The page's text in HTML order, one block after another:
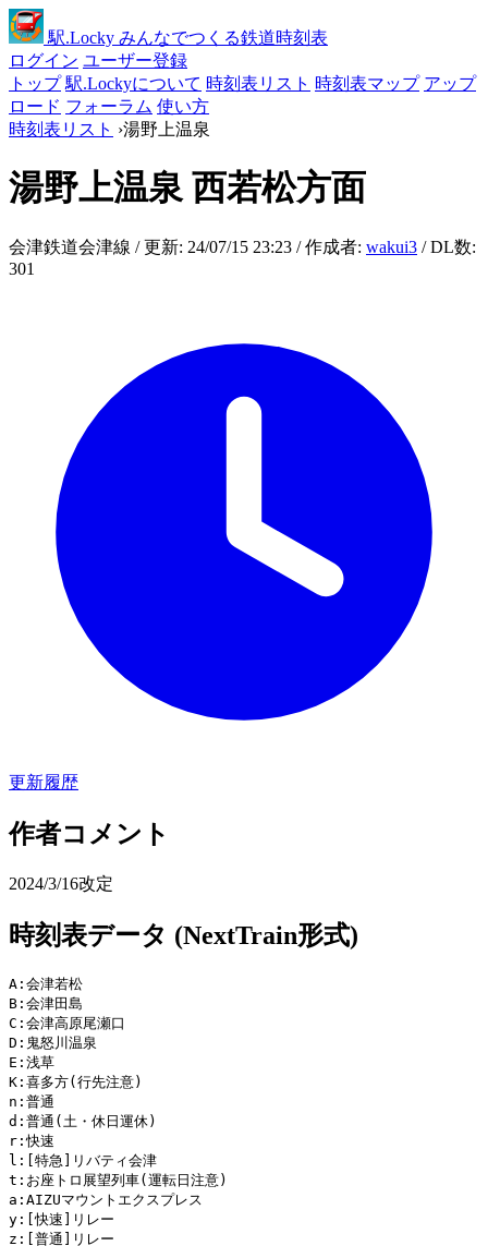
駅.Locky みんなでつくる鉄道時刻表
ログイン ユーザー登録
トップ 駅.Lockyについて 時刻表リスト 時刻表マップ アップ
ロード フォーラム 使い方
時刻表リスト ›湯野上温泉
湯野上温泉西若松方面
会津鉄道会津線 / 更新: 24/07/15 23:23 / 作成者: wakui3 / DL数:
301
更新履歴
作者コメント
2024/3/16改定
時刻表データ (NextTrain形式)
A:会津若松
B:会津田島
C:会津高原尾瀬口
D:鬼怒川温泉
E:浅草
K:喜多方(行先注意)
n:普通
d:普通(土・休日運休)
r:快速
l:[特急]リバティ会津
t:お座トロ展望列車(運転日注意)
a:AIZUマウントエクスプレス
y:[快速]リレー
z:[普通]リレー